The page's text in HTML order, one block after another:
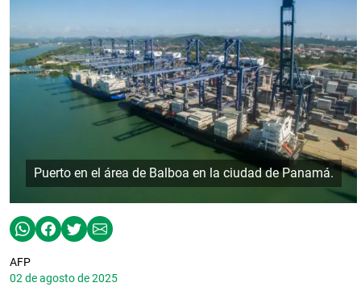
Puerto en el área de Balboa en la ciudad de Panamá.
AFP
02 de agosto de 2025